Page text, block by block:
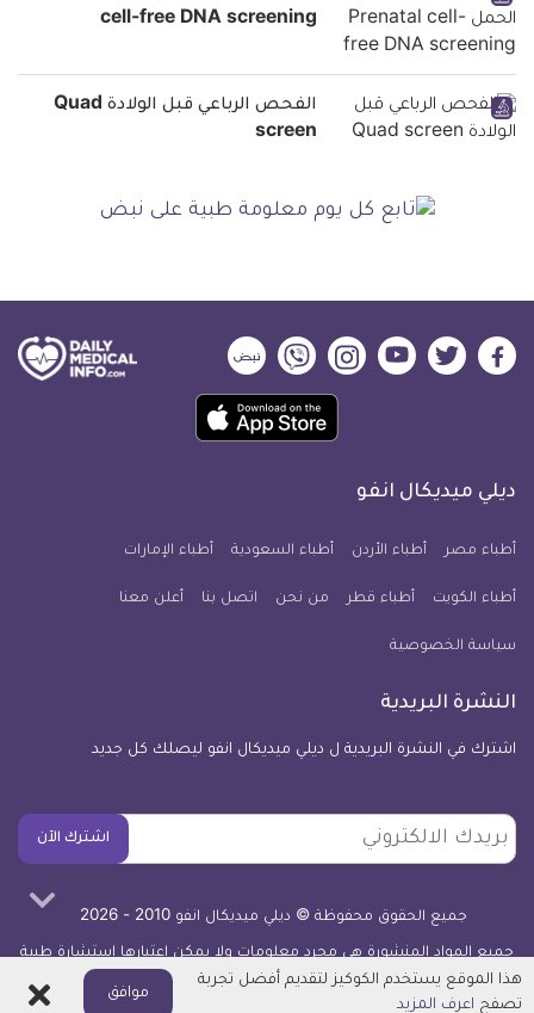
cell-free DNA screening
الفحص الرباعي قبل الولادة Quad
screen
ديلي
فيسبوك
ديلي
تويتر
ديلي
ميديكال
يوتيوب
ديلي
ميديكال
انفو
ديلي
ميديكال
انفو
ديلي
ميديكال
انفو
حمل
تطبيق
معلومة
للآيفون
ديلي ميديكال انفو
أطباء مصر أطباء الأردن أطباء السعودية أطباء الإمارات
أطباء الكويت أطباء قطر من نحن اتصل بنا أعلن معنا
سياسة الخصوصية
النشرة البريدية
اشترك في النشرة البريدية ل ديلي ميديكال انفو ليصلك كل جديد
بريدك
الالكتروني
اشترك الآن
جميع الحقوق محفوظة © ديلي ميديكال انفو 2010 - 2026
جميع المواد المنشورة هي مجرد معلومات ولا يمكن اعتبارها استشارة طبية
أو توصية علاجية - اعرف المزيد
هذا الموقع يستخدم الكوكيز لتقديم أفضل تجربة
تصفح اعرف المزيد
موافق اغلاق